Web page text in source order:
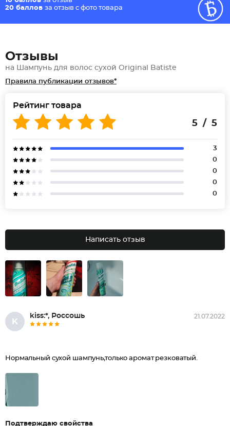
20 баллов за отзыв с фото товара
Отзывы
на Шампунь для волос сухой Original Batiste
Правила публикации отзывов*
Рейтинг товара
5 / 5
3
0
0
0
0
Написать отзыв
K
kiss:*, Россошь 21.07.2022
Нормальный сухой шампунь,только аромат резковатый.
Подтверждаю свойства